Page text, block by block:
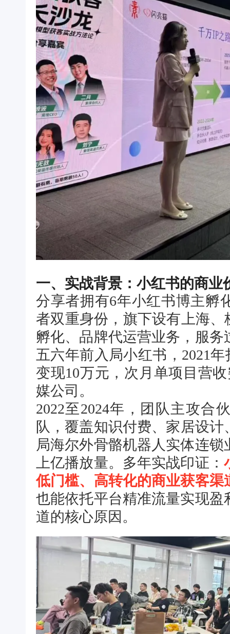
一、实战背景：小红书的商业
分享者拥有6年小红书博主孵
者双重身份，旗下设有上海
孵化、品牌代运营业务，服
五六年前入局小红书，2021
变现10万元，次月单项目营
媒公司。
2022至2024年，团队主攻合
队，覆盖知识付费、家居设
局海尔外骨骼机器人实体连
上亿播放量。多年实战印证：
低门槛、高转化的商业获客渠
也能依托平台精准流量实现
道的核心原因。